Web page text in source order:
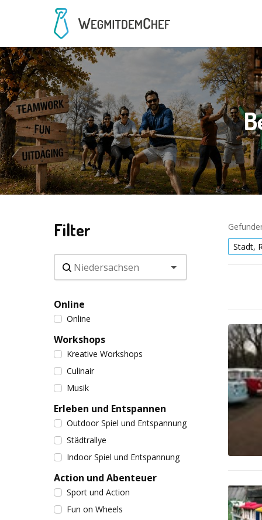
Filter
Online
Online
Workshops
Kreative Workshops
Culinair
Musik
Erleben und Entspannen
Outdoor Spiel und Entspannung
Städtrallye
Indoor Spiel und Entspannung
Action und Abenteuer
Sport und Action
Fun on Wheels
Stadt,